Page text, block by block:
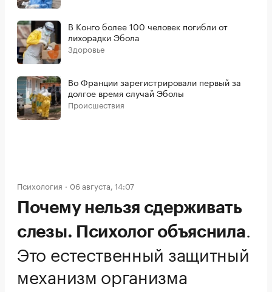
В Конго более 100 человек погибли от
лихорадки Эбола
Здоровье
Во Франции зарегистрировали первый за
долгое время случай Эболы
Происшествия
Психология 06 августа, 14:07
Почему нельзя сдерживать
слезы. Психолог объяснила.
Это естественный защитный
механизм организма